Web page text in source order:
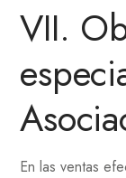
VII.
En las ventas